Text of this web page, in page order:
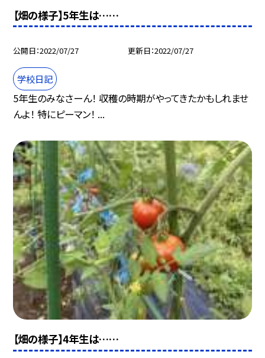
【畑の様子】5年生は……
公開日 2022/07/27 更新日 2022/07/27
学校日記
5年生のみなさーん！ 収穫の時期がやってきたかもしれませ
んよ！ 特にピーマン！ ...
【畑の様子】4年生は……